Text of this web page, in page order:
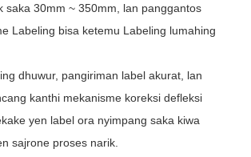
saka 30mm ~ 350mm, lan panggantos
Labeling bisa ketemu Labeling lumahing
dhuwur, pangiriman label akurat, lan
kanthi mekanisme koreksi defleksi
yen label ora nyimpang saka kiwa
sajrone proses narik.